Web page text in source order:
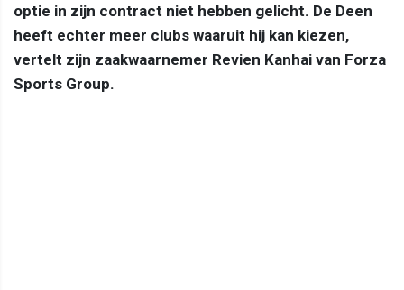
optie in zijn contract niet hebben gelicht. De Deen
heeft echter meer clubs waaruit hij kan kiezen,
vertelt zijn zaakwaarnemer Revien Kanhai van Forza
Sports Group.